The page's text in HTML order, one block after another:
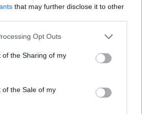
that may further disclose it to other
Opt Outs
of the Sharing of my
of the Sale of my
Tensionet për emigrantët
thellojnë përplasjen Itali-
Spanjë, Madridi rikthen